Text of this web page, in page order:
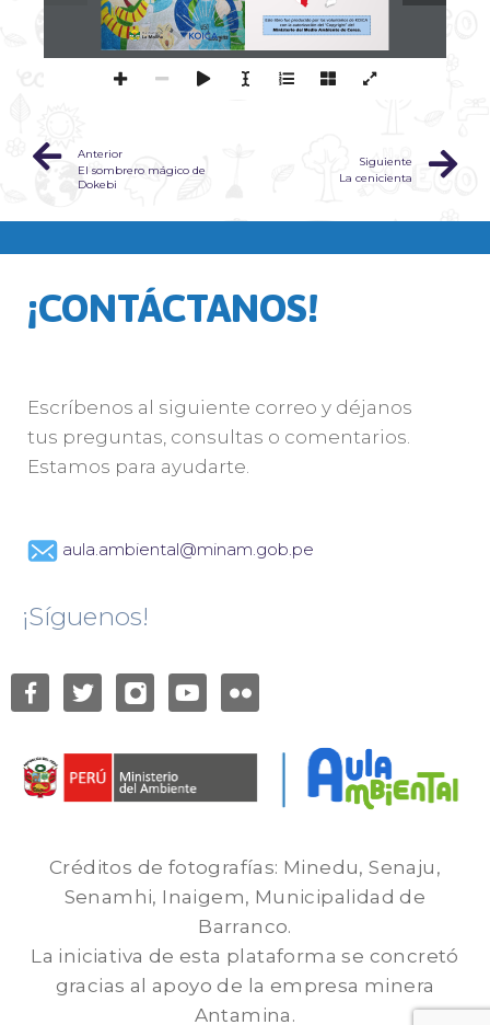
Anterior
El sombrero mágico de
Dokebi
Siguiente
La cenicienta
¡CONTÁCTANOS!
Escríbenos al siguiente correo y déjanos
tus preguntas, consultas o comentarios.
Estamos para ayudarte.
aula.ambiental@minam.gob.pe
¡Síguenos!
Créditos de fotografías: Minedu, Senaju,
Senamhi, Inaigem, Municipalidad de
Barranco.
La iniciativa de esta plataforma se concretó
gracias al apoyo de la empresa minera
Antamina.